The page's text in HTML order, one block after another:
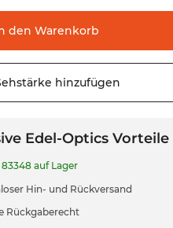
den Warenkorb
hinzufügen
Edel-Optics Vorteile
83348 auf Lager
Hin- und Rückversand
Rückgaberecht